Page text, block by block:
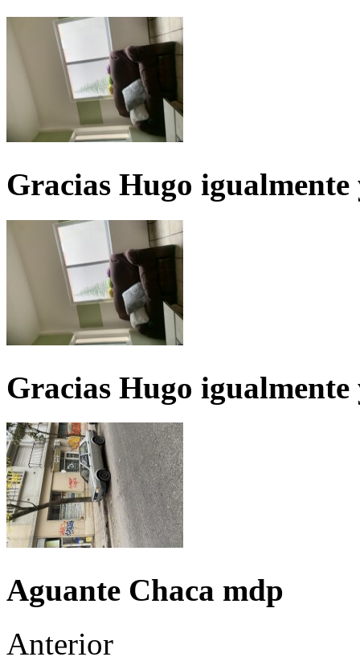
Gracias Hugo igualmente
Gracias Hugo igualmente
Aguante Chaca mdp
Anterior